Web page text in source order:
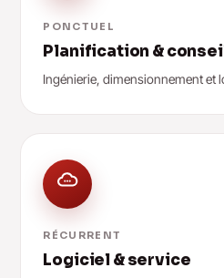
PONCTUEL
Planification &
Ingénierie, dimensionnement et
RÉCURRENT
Logiciel & service